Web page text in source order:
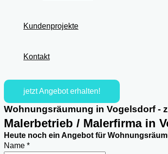
Kundenprojekte
Kontakt
jetzt Angebot erhalten!
Wohnungsräumung in Vogelsdorf -
Malerbetrieb / Malerfirma in
Heute noch ein Angebot für
Name *